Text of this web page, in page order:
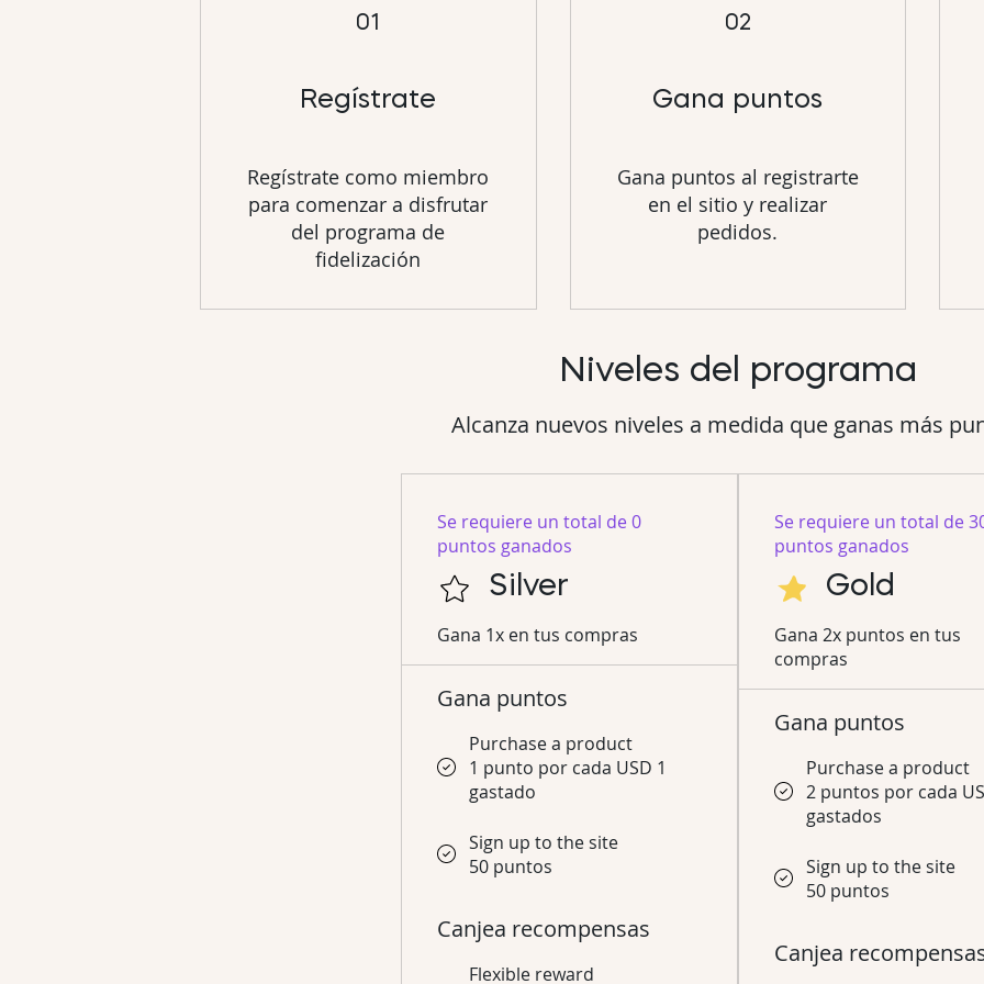
01
Regístrate
Regístrate como miembro
para comenzar a disfrutar
del programa de
fidelización
02
Gana puntos
Gana puntos al registrarte
en el sitio y realizar
pedidos.
Niveles del programa
Alcanza nuevos niveles a medida que ganas más
Silver
Se requiere un total de 0
puntos ganados
Gana 1x en tus compras
Gana puntos
Purchase a product
1 punto por cada USD 1
gastado
Sign up to the site
50 puntos
Canjea recompensas
Flexible reward
Gold
Se requiere un total de
puntos ganados
Gana 2x puntos en tus
compras
Gana puntos
Purchase a product
2 puntos por cada
gastados
Sign up to the site
50 puntos
Canjea